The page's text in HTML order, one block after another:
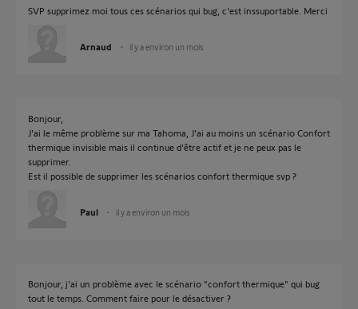
SVP supprimez moi tous ces scénarios qui bug, c'est inssuportable. Merci
Arnaud il y a environ un mois
Bonjour,
J'ai le même problème sur ma Tahoma, J'ai au moins un scénario Confort
thermique invisible mais il continue d'être actif et je ne peux pas le
supprimer.
Est il possible de supprimer les scénarios confort thermique svp ?
Paul il y a environ un mois
Bonjour, j'ai un problème avec le scénario "confort thermique" qui bug
tout le temps. Comment faire pour le désactiver ?